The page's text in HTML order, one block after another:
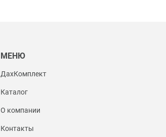
МЕНЮ
ДахКомплект
Каталог
О компании
Контакты